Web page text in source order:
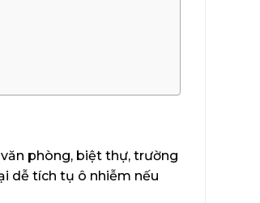
phòng, biệt thự, trường
dễ tích tụ ô nhiễm nếu